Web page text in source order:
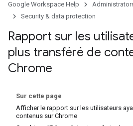
Google Workspace Help
Security & data protection
Rapport sur les
plus transféré de
Chrome
Sur cette page
Afficher le rapport sur les utilisateurs
contenus sur Chrome